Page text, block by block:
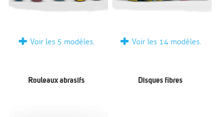
+Voir les 5 modèles. + Voir les 14 modèles.
Rouleaux abrasifs Disques fibres